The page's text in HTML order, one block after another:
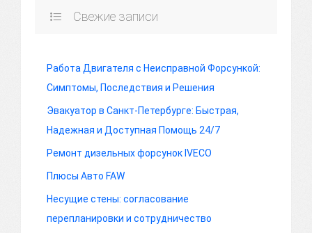
Свежие записи
Работа Двигателя с Неисправной Форсункой:
Симптомы, Последствия и Решения
Эвакуатор в Санкт-Петербурге: Быстрая,
Надежная и Доступная Помощь 24/7
Ремонт дизельных форсунок IVECO
Плюсы Авто FAW
Несущие стены: согласование
перепланировки и сотрудничество